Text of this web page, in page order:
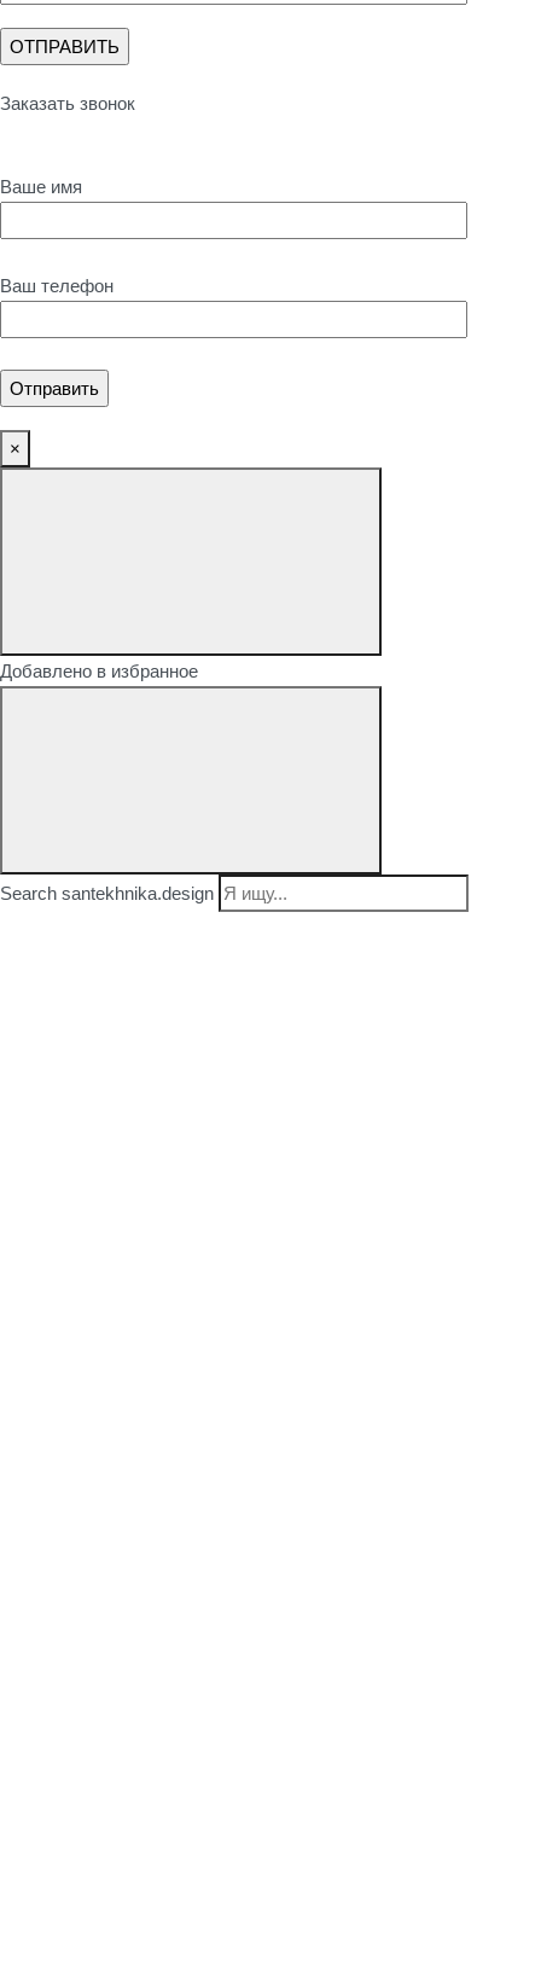
Заказать звонок
Ваше имя
Ваш телефон
×
Добавлено в избранное
Search santekhnika.design